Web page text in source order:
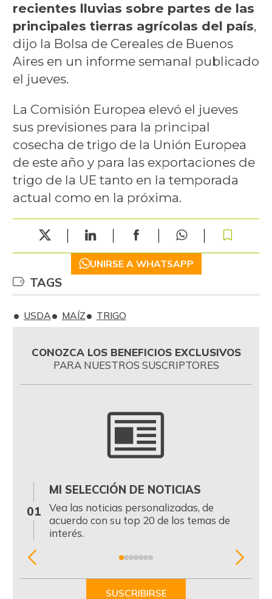
recientes lluvias sobre partes de las
principales tierras agrícolas del país,
dijo la Bolsa de Cereales de Buenos
Aires en un informe semanal publicado
el jueves.
La Comisión Europea elevó el jueves
sus previsiones para la principal
cosecha de trigo de la Unión Europea
de este año y para las exportaciones de
trigo de la UE tanto en la temporada
actual como en la próxima.
UNIRSE A WHATSAPP
TAGS
USDA MAÍZ TRIGO
CONOZCA LOS BENEFICIOS EXCLUSIVOS
PARA NUESTROS SUSCRIPTORES
01
MI SELECCIÓN DE NOTICIAS
Vea las noticias personalizadas, de
acuerdo con su top 20 de los temas de
interés.
Item
SUSCRIBIRSE